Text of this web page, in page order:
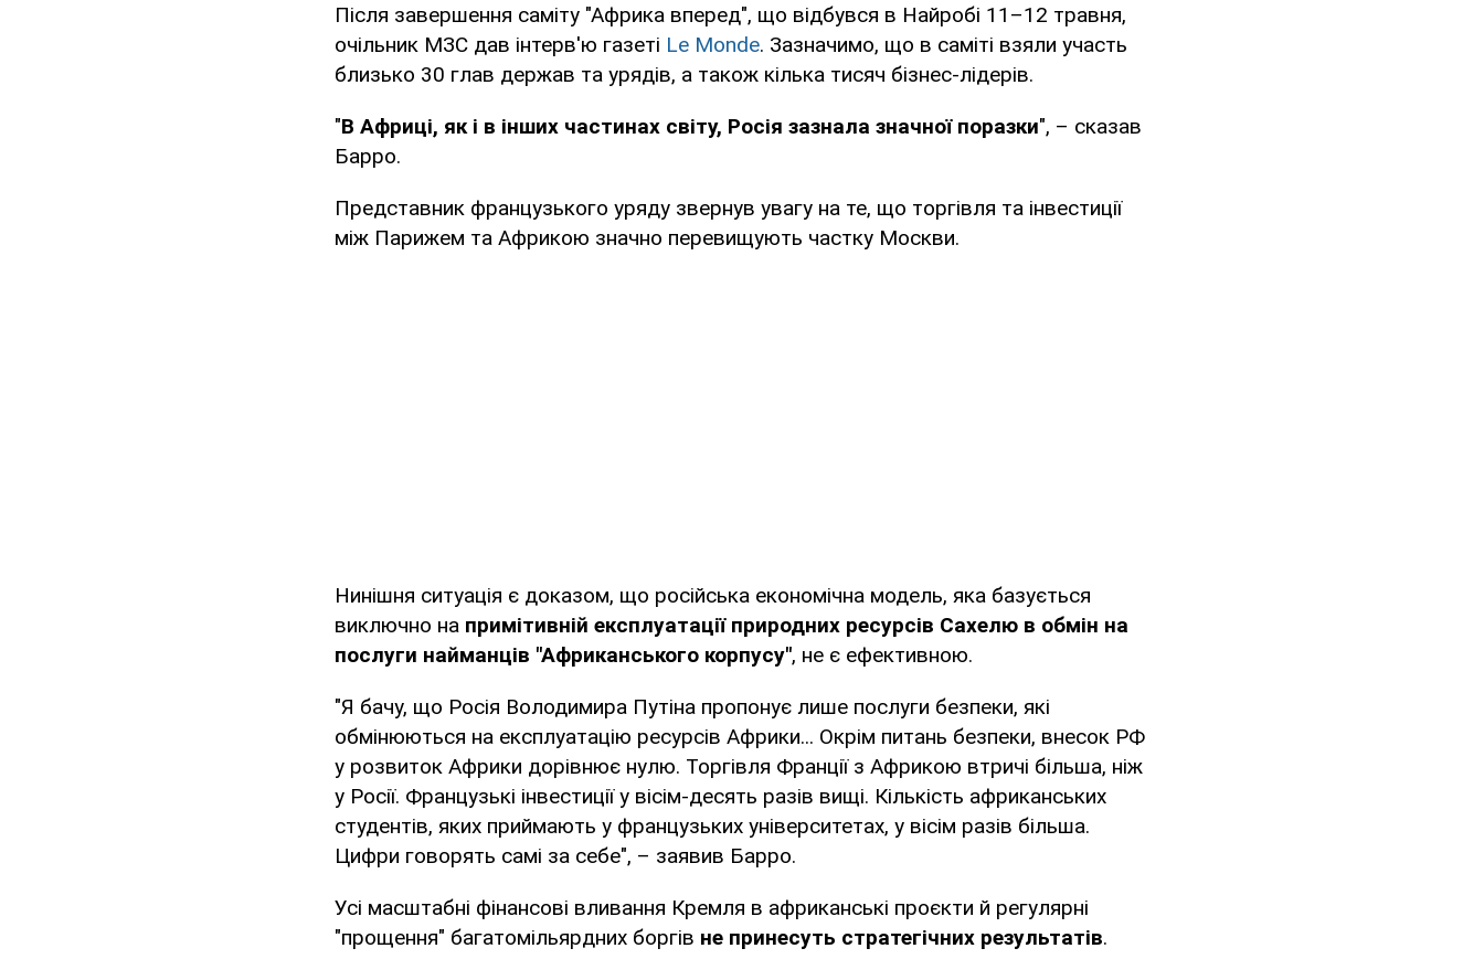
Після завершення саміту "Африка вперед", що відбувся в Найробі 11–12 травня,
очільник МЗС дав інтерв'ю газеті Le Monde. Зазначимо, що в саміті взяли участь
близько 30 глав держав та урядів, а також кілька тисяч бізнес-лідерів.
"В Африці, як і в інших частинах світу, Росія зазнала значної поразки", – сказав
Барро.
Представник французького уряду звернув увагу на те, що торгівля та інвестиції
між Парижем та Африкою значно перевищують частку Москви.
Нинішня ситуація є доказом, що російська економічна модель, яка базується
виключно на примітивній експлуатації природних ресурсів Сахелю в обмін на
послуги найманців "Африканського корпусу", не є ефективною.
"Я бачу, що Росія Володимира Путіна пропонує лише послуги безпеки, які
обмінюються на експлуатацію ресурсів Африки... Окрім питань безпеки, внесок РФ
у розвиток Африки дорівнює нулю. Торгівля Франції з Африкою втричі більша, ніж
у Росії. Французькі інвестиції у вісім-десять разів вищі. Кількість африканських
студентів, яких приймають у французьких університетах, у вісім разів більша.
Цифри говорять самі за себе", – заявив Барро.
Усі масштабні фінансові вливання Кремля в африканські проєкти й регулярні
"прощення" багатомільярдних боргів не принесуть стратегічних результатів.